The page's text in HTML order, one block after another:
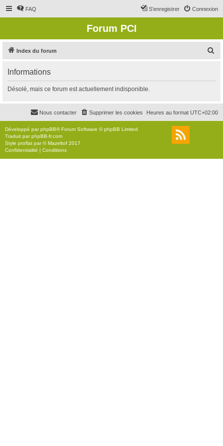
FAQ Connexion
S’enregistrer
Forum PCI
Index du forum
r
c
r
Informations
Désolé, mais ce forum est actuellement indisponible.
Heures au format UTC+02:00
Supprimer les cookies
Nous contacter
Développé parphpBB® Forum Software © phpBB Limited
Traduit parphpBB-fr.com
Style proflat par ©Mazeltof 2017
Confidentialité | Conditions